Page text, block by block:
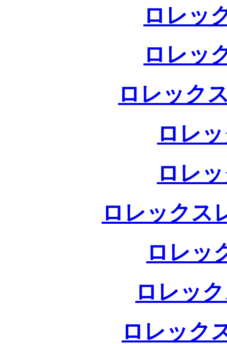
ロレッ
ロレッ
ロレック
ロレ
ロレ
ロレックス
ロレッ
ロレッ
ロレック